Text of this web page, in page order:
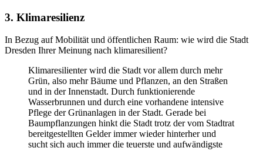
3. Klimaresilienz
In Bezug auf Mobilität und öffentlichen Raum: wie wird die Stadt
Dresden Ihrer Meinung nach klimaresilient?
Klimaresilienter wird die Stadt vor allem durch mehr
Grün, also mehr Bäume und Pflanzen, an den Straßen
und in der Innenstadt. Durch funktionierende
Wasserbrunnen und durch eine vorhandene intensive
Pflege der Grünanlagen in der Stadt. Gerade bei
Baumpflanzungen hinkt die Stadt trotz der vom Stadtrat
bereitgestellten Gelder immer wieder hinterher und
sucht sich auch immer die teuerste und aufwändigste